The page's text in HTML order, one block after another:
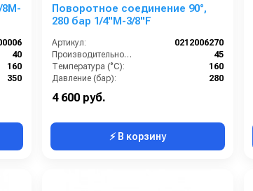
40
160
350
Поворотное соединение 90°,
280 бар 1/4"M-3/8"F
Артикул:
0212006270
Производительность (л/мин):
45
Температура (°C):
160
Давление (бар):
280
4 600 руб.
⚡ В корзину